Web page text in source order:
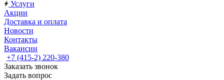
Услуги
Акции
Доставка и оплата
Новости
Контакты
Вакансии
+7 (415-2) 220-380
Заказать звонок
Задать вопрос